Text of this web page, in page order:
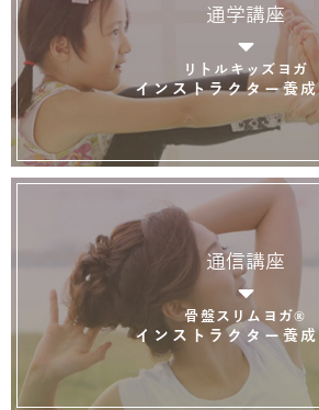
通学講座
リトルキッズヨガ
インストラクター養
通信講座
骨盤スリムヨガ®
インストラクター養